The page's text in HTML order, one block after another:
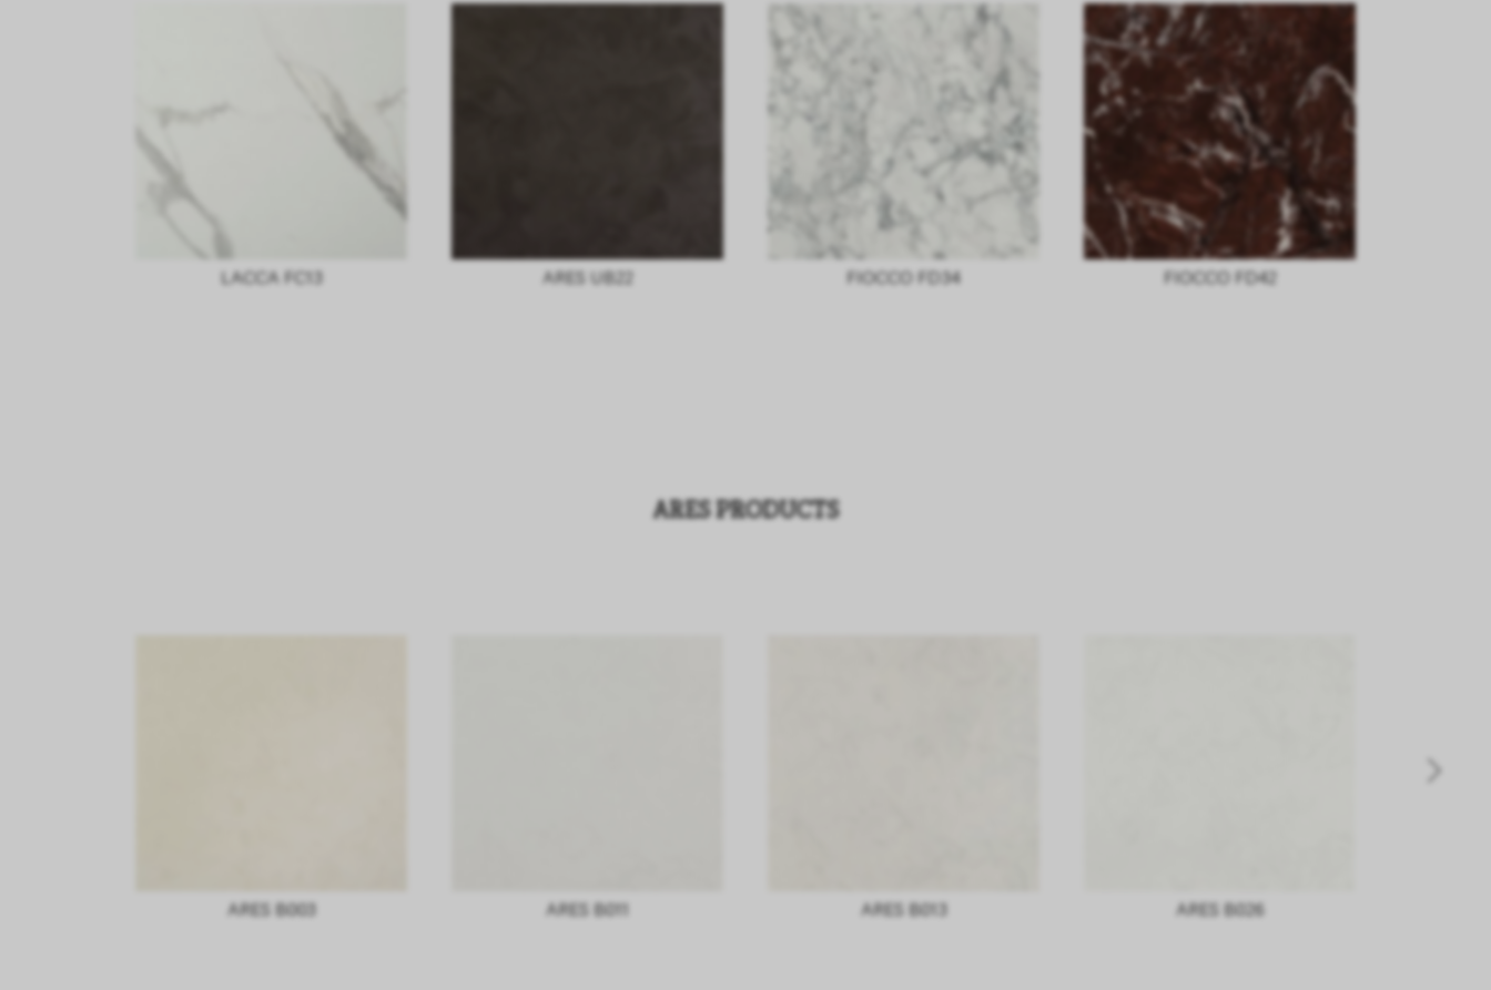
LACCA FC13 ARES UB22 FIOCCO FD34 FIOCCO FD42
ARES PRODUCTS
ARES B003 ARES B011 ARES B013 ARES B026